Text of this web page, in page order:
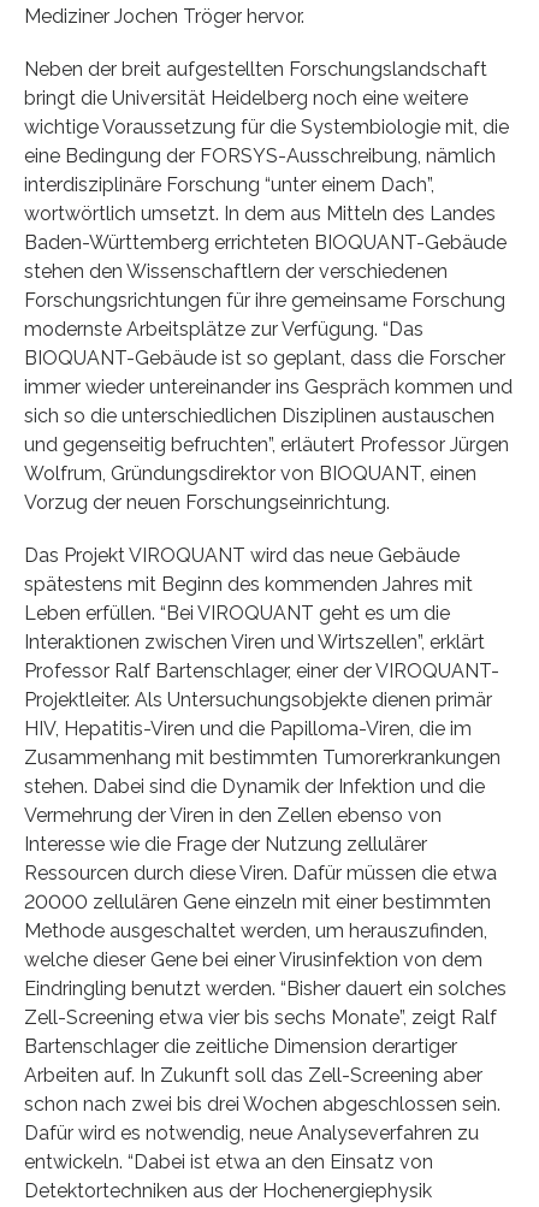
Mediziner Jochen Tröger hervor.
Neben der breit aufgestellten Forschungslandschaft
bringt die Universität Heidelberg noch eine weitere
wichtige Voraussetzung für die Systembiologie mit, die
eine Bedingung der FORSYS-Ausschreibung, nämlich
interdisziplinäre Forschung “unter einem Dach”,
wortwörtlich umsetzt. In dem aus Mitteln des Landes
Baden-Württemberg errichteten BIOQUANT-Gebäude
stehen den Wissenschaftlern der verschiedenen
Forschungsrichtungen für ihre gemeinsame Forschung
modernste Arbeitsplätze zur Verfügung. “Das
BIOQUANT-Gebäude ist so geplant, dass die Forscher
immer wieder untereinander ins Gespräch kommen und
sich so die unterschiedlichen Disziplinen austauschen
und gegenseitig befruchten”, erläutert Professor Jürgen
Wolfrum, Gründungsdirektor von BIOQUANT, einen
Vorzug der neuen Forschungseinrichtung.
Das Projekt VIROQUANT wird das neue Gebäude
spätestens mit Beginn des kommenden Jahres mit
Leben erfüllen. “Bei VIROQUANT geht es um die
Interaktionen zwischen Viren und Wirtszellen”, erklärt
Professor Ralf Bartenschlager, einer der VIROQUANT-
Projektleiter. Als Untersuchungsobjekte dienen primär
HIV, Hepatitis-Viren und die Papilloma-Viren, die im
Zusammenhang mit bestimmten Tumorerkrankungen
stehen. Dabei sind die Dynamik der Infektion und die
Vermehrung der Viren in den Zellen ebenso von
Interesse wie die Frage der Nutzung zellulärer
Ressourcen durch diese Viren. Dafür müssen die etwa
20000 zellulären Gene einzeln mit einer bestimmten
Methode ausgeschaltet werden, um herauszufinden,
welche dieser Gene bei einer Virusinfektion von dem
Eindringling benutzt werden. “Bisher dauert ein solches
Zell-Screening etwa vier bis sechs Monate”, zeigt Ralf
Bartenschlager die zeitliche Dimension derartiger
Arbeiten auf. In Zukunft soll das Zell-Screening aber
schon nach zwei bis drei Wochen abgeschlossen sein.
Dafür wird es notwendig, neue Analyseverfahren zu
entwickeln. “Dabei ist etwa an den Einsatz von
Detektortechniken aus der Hochenergiephysik